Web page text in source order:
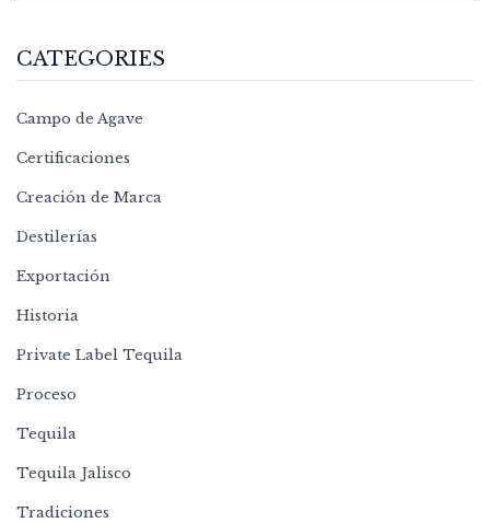
CATEGORIES
Campo de Agave
Certificaciones
Creación de Marca
Destilerías
Exportación
Historia
Private Label Tequila
Proceso
Tequila
Tequila Jalisco
Tradiciones